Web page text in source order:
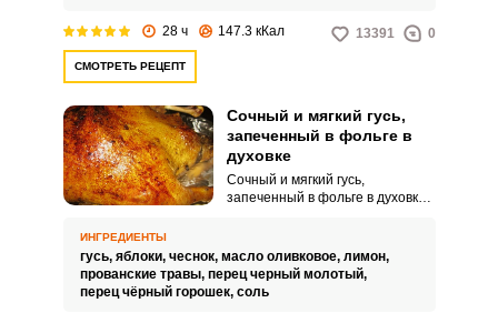
28 ч 147.3 кКал 13391 0
СМОТРЕТЬ РЕЦЕПТ
Сочный и мягкий гусь,
запеченный в фольге в
духовке
Сочный и мягкий гусь,
запеченный в фольге в духовке,
стола. Правильный выбор тушки
птицы и некоторые кулинарные
премудрости и секреты помогут
ИНГРЕДИЕНТЫ
гусь, яблоки, чеснок, масло оливковое, лимон,
прованские травы, перец черный молотый,
перец чёрный горошек, соль